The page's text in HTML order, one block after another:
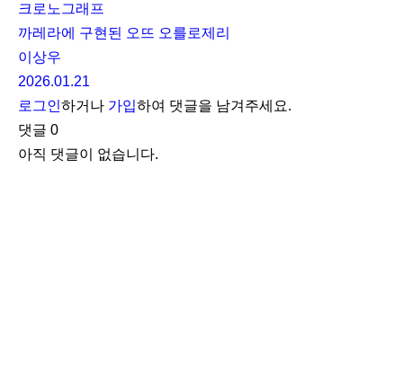
크로노그래프
까레라에 구현된 오뜨 오를로제리
이상우
2026.01.21
로그인하거나 가입하여 댓글을 남겨주세요.
댓글 0
아직 댓글이 없습니다.